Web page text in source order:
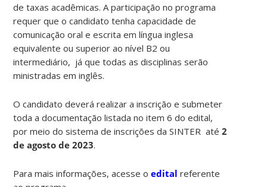
de taxas acadêmicas. A participação no programa
requer que o candidato tenha capacidade de
comunicação oral e escrita em língua inglesa
equivalente ou superior ao nível B2 ou
intermediário, já que todas as disciplinas serão
ministradas em inglês.
O candidato deverá realizar a inscrição e submeter
toda a documentação listada no item 6 do edital,
por meio do sistema de inscrições da SINTER até2
de agosto de 2023.
Para mais informações, acesse oeditalreferente